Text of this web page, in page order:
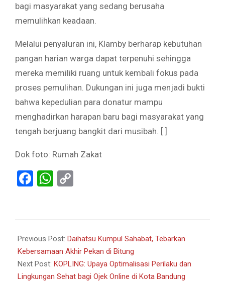
bagi masyarakat yang sedang berusaha
memulihkan keadaan.
Melalui penyaluran ini, Klamby berharap kebutuhan
pangan harian warga dapat terpenuhi sehingga
mereka memiliki ruang untuk kembali fokus pada
proses pemulihan. Dukungan ini juga menjadi bukti
bahwa kepedulian para donatur mampu
menghadirkan harapan baru bagi masyarakat yang
tengah berjuang bangkit dari musibah. [ ]
Dok foto: Rumah Zakat
Facebook
WhatsApp
12-
15
Previous Post: Daihatsu Kumpul Sahabat, Tebarkan
Kebersamaan Akhir Pekan di Bitung
Next Post: KOPLING: Upaya Optimalisasi Perilaku dan
Lingkungan Sehat bagi Ojek Online di Kota Bandung